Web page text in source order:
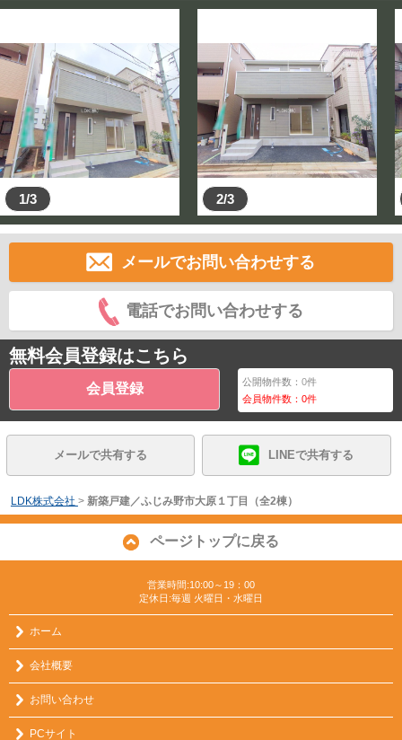
1/3 2/3
メールでお問い合わせする
電話でお問い合わせする
無料会員登録はこちら
会員登録 公開物件数：0件
会員物件数：0件
メールで共有する LINEで共有する
LDK株式会社 > 新築戸建／ふじみ野市大原１丁目（全2棟）
ページトップに戻る
営業時間:10:00～19：00
定休日:毎週 火曜日・水曜日
ホーム
会社概要
お問い合わせ
PCサイト